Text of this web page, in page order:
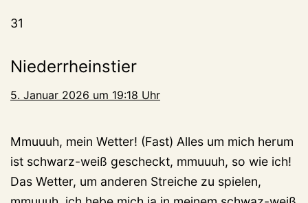
31
Niederrheinstier
5. Januar 2026 um 19:18 Uhr
Mmuuuh, mein Wetter! (Fast) Alles um mich herum
ist schwarz-weiß gescheckt, mmuuuh, so wie ich!
Das Wetter, um anderen Streiche zu spielen,